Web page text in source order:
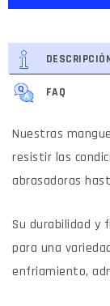
FAQ
Nuestras
resistir las
abrasadoras
Su durabilidad y
para una
enfriamiento,